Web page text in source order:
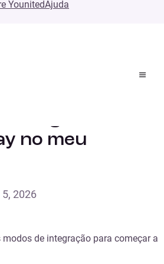
YounitedAjuda
no meu
2026
de integração para começar a